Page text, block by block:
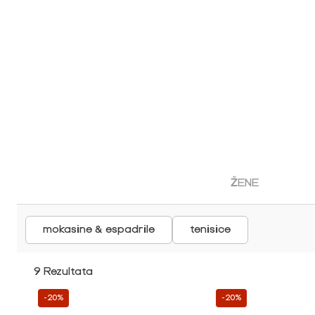
ŽENE
mokasine & espadrile tenisice
9 Rezultata
-20% -20%